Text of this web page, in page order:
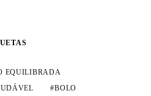
EQUILIBRADA
BOLO